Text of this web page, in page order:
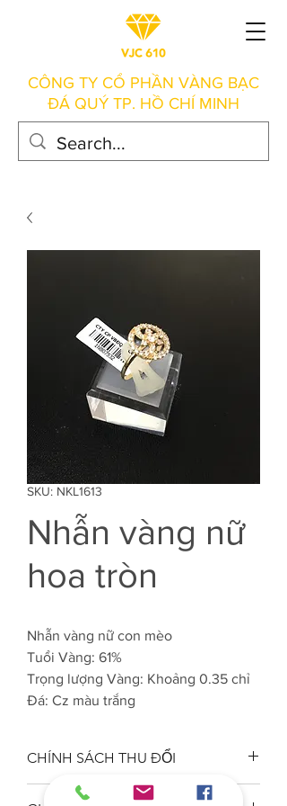
CÔNG TY CỔ PHẦN VÀNG BẠC
ĐÁ QUÝ TP. HỒ CHÍ MINH
SKU: NKL1613
Nhẫn vàng nữ
hoa tròn
Nhẫn vàng nữ con mèo
Tuổi Vàng: 61%
Trọng lượng Vàng: Khoảng 0.35 chỉ
Đá: Cz màu trắng
CHÍNH SÁCH THU ĐỔI
Công ty VJC 610 đảm bảo chất